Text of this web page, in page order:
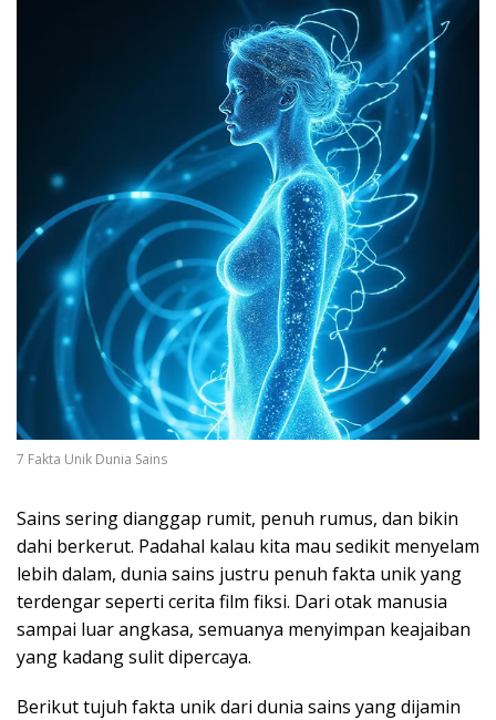
7 Fakta Unik Dunia Sains
Sains sering dianggap rumit, penuh rumus, dan bikin
dahi berkerut. Padahal kalau kita mau sedikit menyelam
lebih dalam, dunia sains justru penuh fakta unik yang
terdengar seperti cerita film fiksi. Dari otak manusia
sampai luar angkasa, semuanya menyimpan keajaiban
yang kadang sulit dipercaya.
Berikut tujuh fakta unik dari dunia sains yang dijamin